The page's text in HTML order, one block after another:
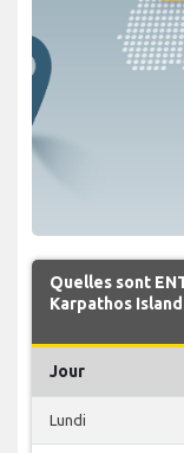
Quelles sont
Karpathos
Jour
Lundi